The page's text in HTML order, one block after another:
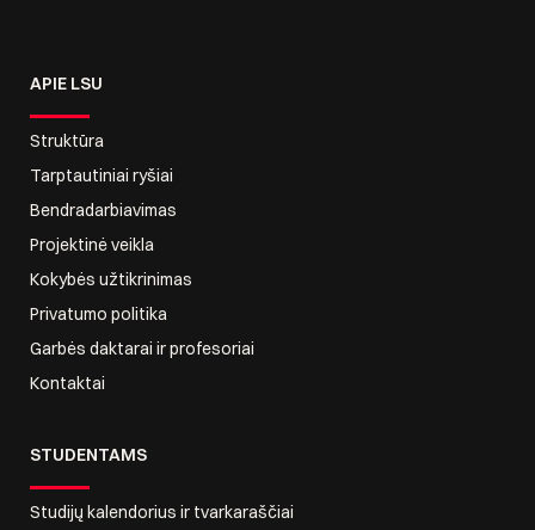
APIE LSU
Struktūra
Tarptautiniai ryšiai
Bendradarbiavimas
Projektinė veikla
Kokybės užtikrinimas
Privatumo politika
Garbės daktarai ir profesoriai
Kontaktai
STUDENTAMS
Studijų kalendorius ir tvarkaraščiai